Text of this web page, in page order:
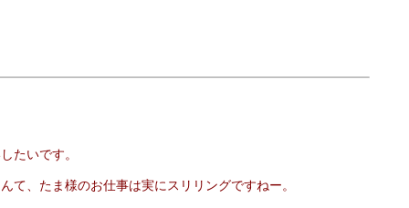
たいです。
、たま様のお仕事は実にスリリングですねー。